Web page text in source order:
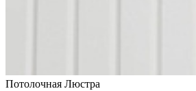
Потолочная Люстра